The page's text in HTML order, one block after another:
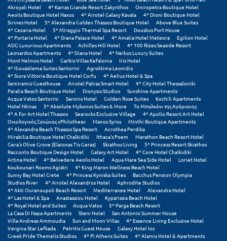
Παρνασσός
Πάρος
Πάτμος
Πάτρα
Παύλιανη
Πειραιάς
Πελοπόννησος
Πήλιο
Πιερία
Πλαταμώνας
Πλύτρα Λακωνίας
Πόρος
Akroyali Hotel
4* Karras Grande Resort Zakynthos
Oniropetra Boutique Hotel
Aeolis Boutique Hotel Naxos
4* Airotel Galaxy Kavala
4* Dioni Boutique Hotel
Sirines Hotel
5* Alexandra Golden Thassos Boutique Hotel
Above Blue Suites
4* Cezaria Hotel
5* Miraggio Thermal Spa Resort
Douskos Port House
4* Portaria Hotel
4* Diana Palace Hotel 4* Amalia Hotel Meteora
Egilion Hotel
ADG Luxurious Apartments
Achilles Hill Hotel
4* 100 Rizes Seaside Resort
Leonardos Apartments
4* Diana Hotel
4* Neikos Luxury Suites
Mont Helmos Hotel
Garbis Villas Kefalonia
Iris Hotel
4* Iliovasilema Suites Santorini
Agroktima Leonidio
4* Siora Vittoria Boutique Hotel Corfu
4* Aelius Hotel & Spa
Semiramis Guesthouse
Airotel Patras Smart Hotel
4* City Hotel Thessaloniki
Paralia Beach Boutique Hotel
Dionysis Studios
Sunshine Apartments
Acqua Vatos Santorini
Saronis Hotel Golden Rose Suites
Kochili Apartments
Hotel Ntinas
5* Absolute Mykonos Suites & More
Το Μπαλκόνι της Αγόριανης
4* A For Art Hotel Thassos
Searocks Exclusive Village
4* Apollo Resort Art Hotel
Οικολογικός Ξενώνας «Philothea»
Manos Syros
Minthi Boutique Apartments
4* Alexandra Beach Thassos Spa Resort
Acrothea Perdika
Mirabilia Boutique Hotel Chalkidiki
Ithaca's Poem
Marathon Beach Resort Hotel
Gera's Olive Grove (Elaionas Tis Geras)
Skiathos Living
5* Princess Resort Skiathos
Racconto Boutique Design Hotel
Galaxy Art Hotel
4* Core Hotel Chalkidiki
Artina Hotel
4* Belvedere Aeolis Hotel Aqua Mare Sea Side Hotel
Loriet Hotel
Koukounari Rooms Agistri
4* King Maron Wellness Beach Hotel
Sunny Bay Hotel Crete
4* Princess Kyniska Suites
Bacchus Pension Olympia
Studios River
4* Airotel Alexandros Hotel
Aphrodite Studios
4* Akti Ouranoupoli Beach Resort
Mediterranee Hotel
Alexandra Hotel
4* Las Hotel & Spa
Anastassiou Hotel
Kyparissia Beach Hotel
4* Royal Hotel and Suites
Acqua Vatos
5* Parga Beach Resort
La Casa Di Napa Apartments
Steni Hotel
San Antonio Summer House
Villa Andreas Ammoudia
Sun and Moon Villas
4* Essence Living Exclusive Hotel
Vergina Star Lefkada
Petritis Guest House
Galaxy Hotel Ios
Greek Pride Themelis Studios
4* Pi Athens Suites
4* Alamis Hotel & Apartments